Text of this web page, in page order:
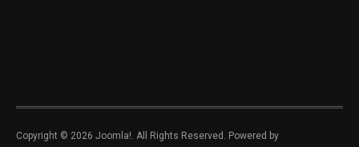
Copyright © 2026 Joomla!. All Rights Reserved. Powered by